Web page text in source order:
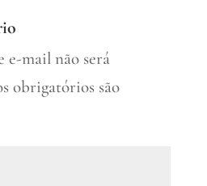
e-mail não será
obrigatórios são